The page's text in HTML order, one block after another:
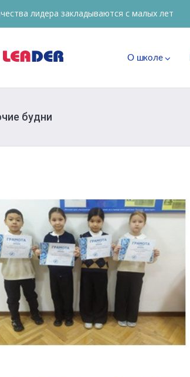
лидера закладываются с малых лет
О школе
будни